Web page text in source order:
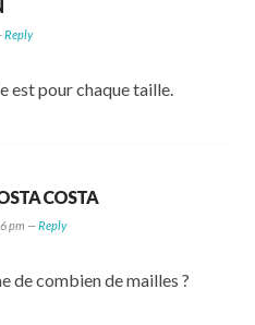
Reply
est pour chaque taille.
COSTA
pm —Reply
de combien de mailles ?